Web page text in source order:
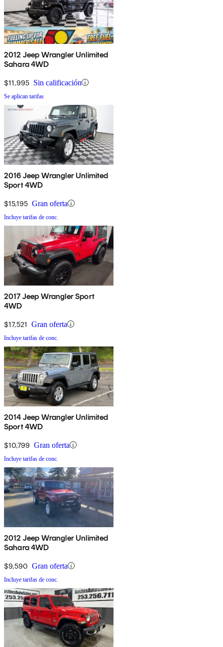
2012 Jeep Wrangler Unlimited
Sahara 4WD
$11,995 Sin calificación
Se aplican tarifas
2016 Jeep Wrangler Unlimited
Sport 4WD
$15,195 Gran oferta
Incluye tarifas de conc.
2017 Jeep Wrangler Sport
4WD
$17,521 Gran oferta
Incluye tarifas de conc.
2014 Jeep Wrangler Unlimited
Sport 4WD
$10,799 Gran oferta
Incluye tarifas de conc.
2012 Jeep Wrangler Unlimited
Sahara 4WD
$9,590 Gran oferta
Incluye tarifas de conc.